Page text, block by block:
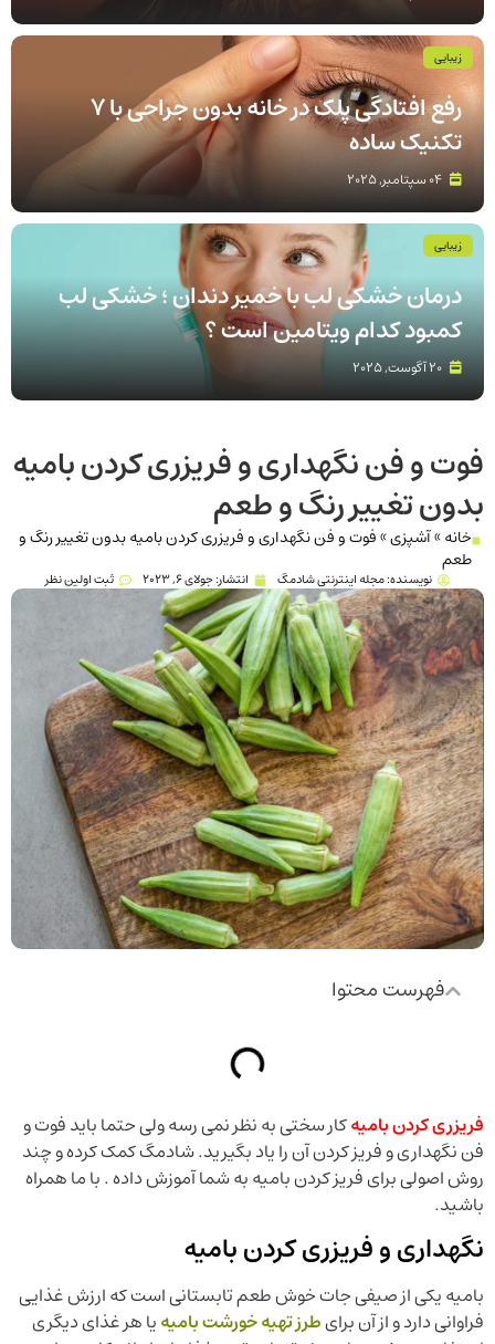
رفع افتادگی پلک در خانه بدون جراحی با 7
تکنیک ساده
زیبایی
درمان خشکی لب با خمیر دندان ؛ خشکی لب
کمبود کدام ویتامین است ؟
زیبایی
فوت و فن نگهداری و فریزری کردن بامیه
بدون تغییر رنگ و طعم
خانه»آشپزی»فوت و فن نگهداری و فریزری کردن بامیه بدون تغییر رنگ و
طعم
نویسنده:مجله اینترنتی شادمگ انتشار:جولای 6, 2023 ثبت اولین نظر
فهرست محتوا
فریزری کردن بامیهکار سختی به نظر نمی رسه ولی حتما باید فوت و
فن نگهداری و فریز کردن آن را یاد بگیرید. شادمگ کمک کرده و چند
روش اصولی برای فریز کردن بامیه به شما آموزش داده . با ما همراه
باشید.
نگهداری و فریزری کردن بامیه
بامیه یکی از صیفی جات خوش طعم تابستانی است که ارزش غذایی
فراوانی دارد و از آن برایطرز تهیه خورشت بامیهیا هر غذای دیگری